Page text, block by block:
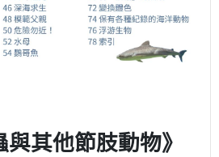
其他節肢動物》